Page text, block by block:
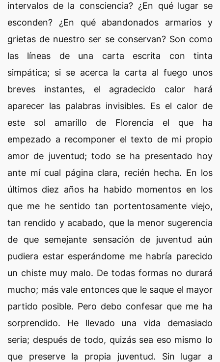
intervalos de la consciencia? ¿En qué lugar se
esconden? ¿En qué abandonados armarios y
grietas de nuestro ser se conservan? Son como
las líneas de una carta escrita con tinta
simpática; si se acerca la carta al fuego unos
breves instantes, el agradecido calor hará
aparecer las palabras invisibles. Es el calor de
este sol amarillo de Florencia el que ha
empezado a recomponer el texto de mi propio
amor de juventud; todo se ha presentado hoy
ante mí cual página clara, recién hecha. En los
últimos diez años ha habido momentos en los
que me he sentido tan portentosamente viejo,
tan rendido y acabado, que la menor sugerencia
de que semejante sensación de juventud aún
pudiera estar esperándome me habría parecido
un chiste muy malo. De todas formas no durará
mucho; más vale entonces que le saque el mayor
partido posible. Pero debo confesar que me ha
sorprendido. He llevado una vida demasiado
seria; después de todo, quizás sea eso mismo lo
que preserve la propia juventud. Sin lugar a